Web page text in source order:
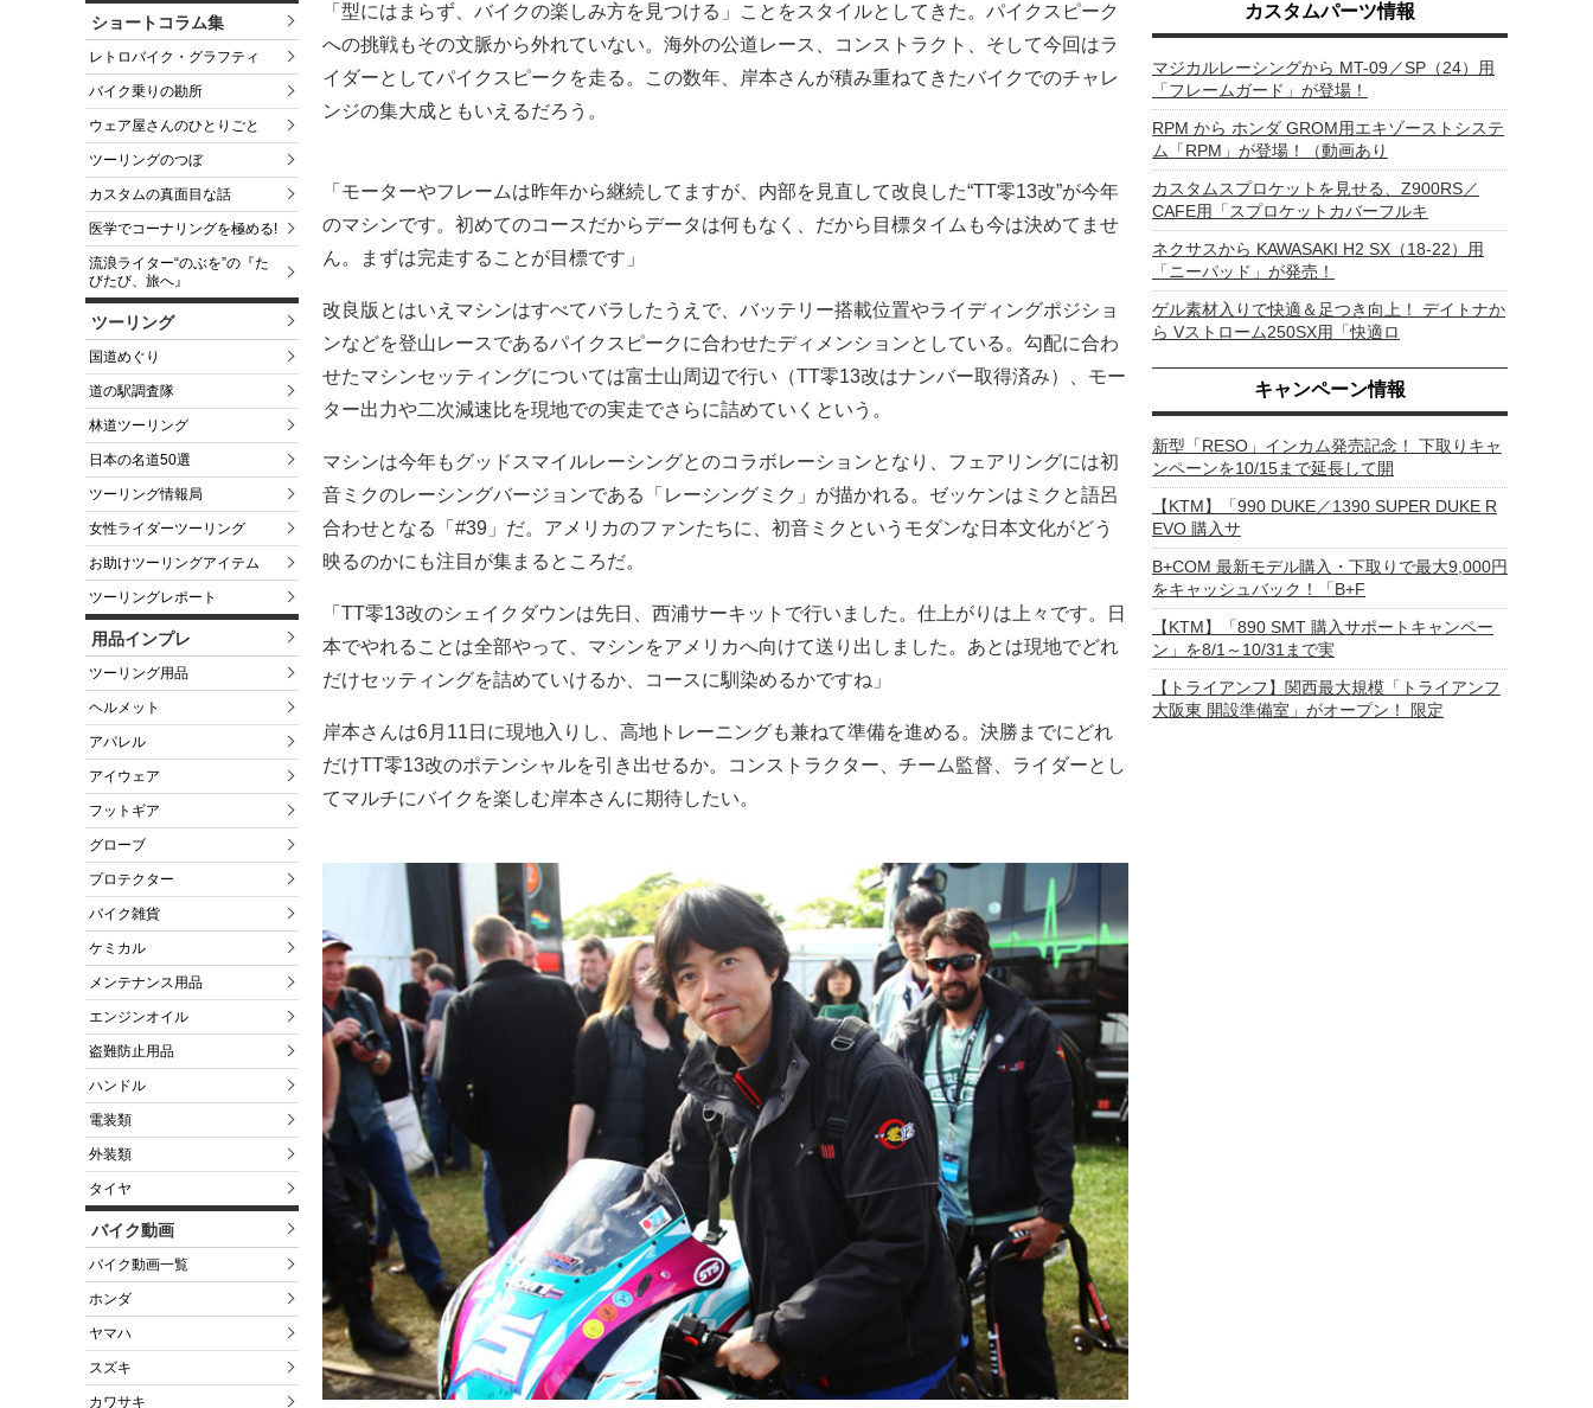
ショートコラム集
レトロバイク・グラフティ
バイク乗りの勘所
ウェア屋さんのひとりごと
ツーリングのつぼ
カスタムの真面目な話
医学でコーナリングを極める!
流浪ライター“のぶを”の『た
びたび、旅へ』
ツーリング
国道めぐり
道の駅調査隊
林道ツーリング
日本の名道50選
ツーリング情報局
女性ライダーツーリング
お助けツーリングアイテム
ツーリングレポート
用品インプレ
ツーリング用品
ヘルメット
アパレル
アイウェア
フットギア
グローブ
プロテクター
バイク雑貨
ケミカル
メンテナンス用品
エンジンオイル
盗難防止用品
ハンドル
電装類
外装類
タイヤ
バイク動画
バイク動画一覧
ホンダ
ヤマハ
スズキ
カワサキ
「型にはまらず、バイクの楽しみ方を見つける」ことをスタイルとしてきた。パイクスピーク
への挑戦もその文脈から外れていない。海外の公道レース、コンストラクト、そして今回はラ
イダーとしてパイクスピークを走る。この数年、岸本さんが積み重ねてきたバイクでのチャレ
ンジの集大成ともいえるだろう。
「モーターやフレームは昨年から継続してますが、内部を見直して改良した“TT零13改”が今年
のマシンです。初めてのコースだからデータは何もなく、だから目標タイムも今は決めてませ
ん。まずは完走することが目標です」
改良版とはいえマシンはすべてバラしたうえで、バッテリー搭載位置やライディングポジショ
ンなどを登山レースであるパイクスピークに合わせたディメンションとしている。勾配に合わ
せたマシンセッティングについては富士山周辺で行い（TT零13改はナンバー取得済み）、モー
ター出力や二次減速比を現地での実走でさらに詰めていくという。
マシンは今年もグッドスマイルレーシングとのコラボレーションとなり、フェアリングには初
音ミクのレーシングバージョンである「レーシングミク」が描かれる。ゼッケンはミクと語呂
合わせとなる「#39」だ。アメリカのファンたちに、初音ミクというモダンな日本文化がどう
映るのかにも注目が集まるところだ。
「TT零13改のシェイクダウンは先日、西浦サーキットで行いました。仕上がりは上々です。日
本でやれることは全部やって、マシンをアメリカへ向けて送り出しました。あとは現地でどれ
だけセッティングを詰めていけるか、コースに馴染めるかですね」
岸本さんは6月11日に現地入りし、高地トレーニングも兼ねて準備を進める。決勝までにどれ
だけTT零13改のポテンシャルを引き出せるか。コンストラクター、チーム監督、ライダーとし
てマルチにバイクを楽しむ岸本さんに期待したい。
カスタムパーツ情報
マジカルレーシングから MT-09／SP（24）用
「フレームガード」が登場！
RPM から ホンダ GROM用エキゾーストシステ
ム「RPM」が登場！（動画あり
カスタムスプロケットを見せる、Z900RS／
CAFE用「スプロケットカバーフルキ
ネクサスから KAWASAKI H2 SX（18-22）用
「ニーパッド」が発売！
ゲル素材入りで快適＆足つき向上！ デイトナか
ら Vストローム250SX用「快適ロ
キャンペーン情報
新型「RESO」インカム発売記念！ 下取りキャ
ンペーンを10/15まで延長して開
【KTM】「990 DUKE／1390 SUPER DUKE R
EVO 購入サ
B+COM 最新モデル購入・下取りで最大9,000円
をキャッシュバック！「B+F
【KTM】「890 SMT 購入サポートキャンペー
ン」を8/1～10/31まで実
【トライアンフ】関西最大規模「トライアンフ
大阪東 開設準備室」がオープン！ 限定